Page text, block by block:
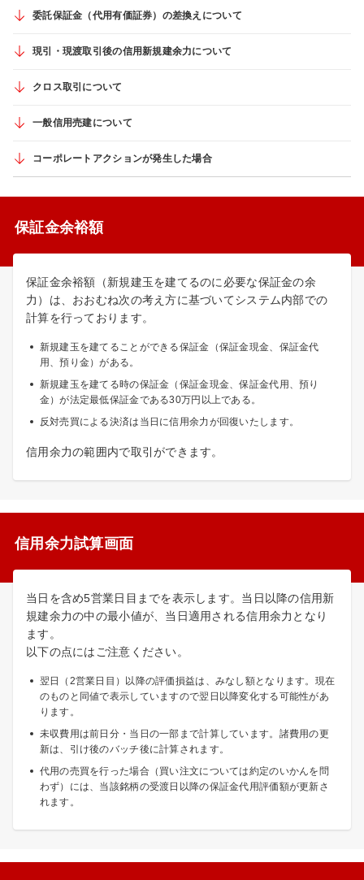
委託保証金（代用有価証券）の差換えについて
現引・現渡取引後の信用新規建余力について
クロス取引について
一般信用売建について
コーポレートアクションが発生した場合
保証金余裕額
保証金余裕額（新規建玉を建てるのに必要な保証金の余
力）は、おおむね次の考え方に基づいてシステム内部での
計算を行っております。
新規建玉を建てることができる保証金（保証金現金、保証金代
用、預り金）がある。
新規建玉を建てる時の保証金（保証金現金、保証金代用、預り
金）が法定最低保証金である30万円以上である。
反対売買による決済は当日に信用余力が回復いたします。
信用余力の範囲内で取引ができます。
信用余力試算画面
当日を含め5営業日目までを表示します。当日以降の信用新
規建余力の中の最小値が、当日適用される信用余力となり
ます。
以下の点にはご注意ください。
翌日（2営業日目）以降の評価損益は、みなし額となります。現在
のものと同値で表示していますので翌日以降変化する可能性があ
ります。
未収費用は前日分・当日の一部まで計算しています。諸費用の更
新は、引け後のバッチ後に計算されます。
代用の売買を行った場合（買い注文については約定のいかんを問
わず）には、当該銘柄の受渡日以降の保証金代用評価額が更新さ
れます。